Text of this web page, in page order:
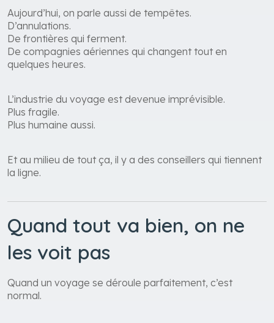
Aujourd’hui, on parle aussi de tempêtes.
D’annulations.
De frontières qui ferment.
De compagnies aériennes qui changent tout en
quelques heures.
L’industrie du voyage est devenue imprévisible.
Plus fragile.
Plus humaine aussi.
Et au milieu de tout ça, il y a des conseillers qui tiennent
la ligne.
Quand tout va bien, on ne
les voit pas
Quand un voyage se déroule parfaitement, c’est
normal.